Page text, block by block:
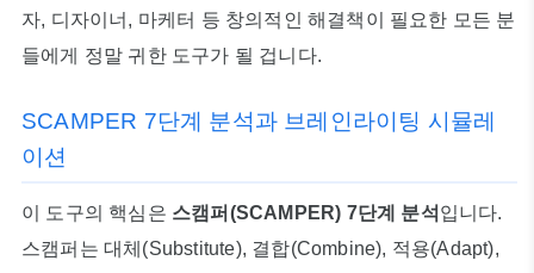
자, 디자이너, 마케터 등 창의적인 해결책이 필요한 모든 분
들에게 정말 귀한 도구가 될 겁니다.
SCAMPER 7단계 분석과 브레인라이팅 시뮬레
이션
이 도구의 핵심은 스캠퍼(SCAMPER) 7단계 분석 입니다.
스캠퍼는 대체(Substitute), 결합(Combine), 적용(Adapt),